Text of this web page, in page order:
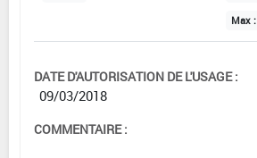
Max :
DATE D'AUTORISATION DE L'USAGE :
09/03/2018
COMMENTAIRE :